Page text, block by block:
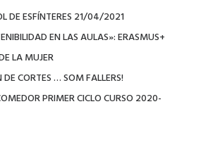
DE ESFÍNTERES 21/04/2021
EN LAS AULAS»: ERASMUS+
LA MUJER
DE CORTES … SOM FALLERS!
PRIMER CICLO CURSO 2020-